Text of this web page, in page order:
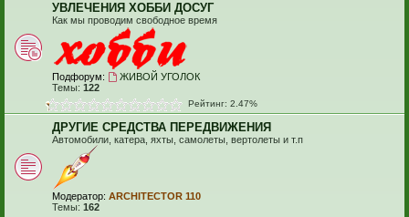
УВЛЕЧЕНИЯ ХОББИ ДОСУГ
Как мы проводим свободное время
Подфорум:
ЖИВОЙ УГОЛОК
Темы: 122
Рейтинг: 2.47%
ДРУГИЕ СРЕДСТВА ПЕРЕДВИЖЕНИЯ
Автомобили, катера, яхты, самолеты, вертолеты и т.п
Модератор: ARCHITECTOR 110
Темы: 162